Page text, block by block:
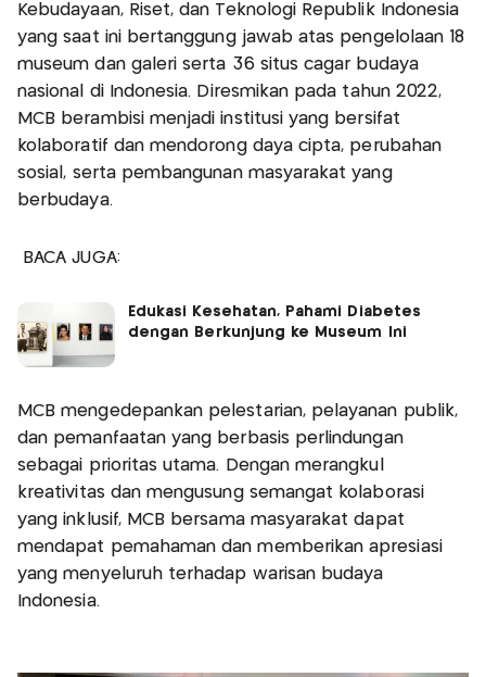
Kebudayaan, Riset, dan Teknologi Republik Indonesia
yang saat ini bertanggung jawab atas pengelolaan 18
museum dan galeri serta 36 situs cagar budaya
nasional di Indonesia. Diresmikan pada tahun 2022,
MCB berambisi menjadi institusi yang bersifat
kolaboratif dan mendorong daya cipta, perubahan
sosial, serta pembangunan masyarakat yang
berbudaya.
BACA JUGA:
Edukasi Kesehatan, Pahami Diabetes
dengan Berkunjung ke Museum Ini
MCB mengedepankan pelestarian, pelayanan publik,
dan pemanfaatan yang berbasis perlindungan
sebagai prioritas utama. Dengan merangkul
kreativitas dan mengusung semangat kolaborasi
yang inklusif, MCB bersama masyarakat dapat
mendapat pemahaman dan memberikan apresiasi
yang menyeluruh terhadap warisan budaya
Indonesia.